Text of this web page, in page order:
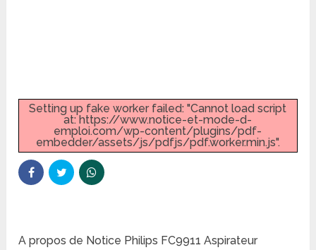
Setting up fake worker failed: "Cannot load script
at: https://www.notice-et-mode-d-
emploi.com/wp-content/plugins/pdf-
embedder/assets/js/pdfjs/pdf.worker.min.js".
A propos de Notice Philips FC9911 Aspirateur